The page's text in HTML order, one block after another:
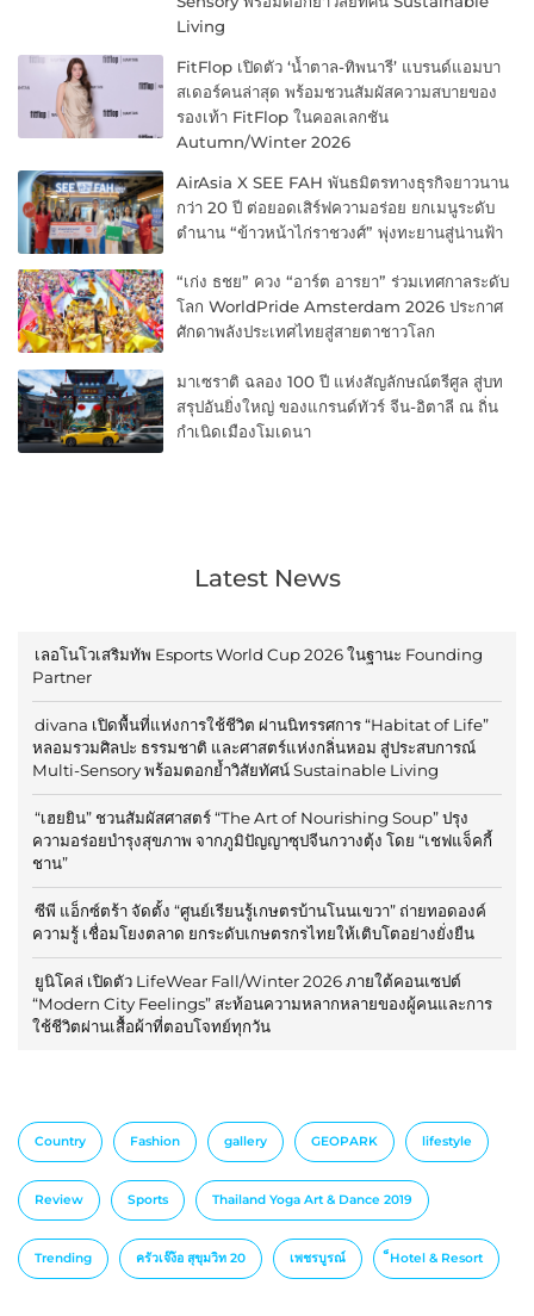
Living
FitFlop เปิดตัว ‘น้ำตาล-ทิพนารี’ แบรนด์แอมบา
สเดอร์คนล่าสุด พร้อมชวนสัมผัสความสบายของ
รองเท้า FitFlop ในคอลเลกชัน
Autumn/Winter 2026
AirAsia X SEE FAH พันธมิตรทางธุรกิจยาวนาน
กว่า 20 ปี ต่อยอดเสิร์ฟความอร่อย ยกเมนูระดับ
ตำนาน “ข้าวหน้าไก่ราชวงศ์” พุ่งทะยานสู่น่านฟ้า
“เก่ง ธชย” ควง “อาร์ต อารยา” ร่วมเทศกาลระดับ
โลก WorldPride Amsterdam 2026 ประกาศ
ศักดาพลังประเทศไทยสู่สายตาชาวโลก
มาเซราติ ฉลอง 100 ปี แห่งสัญลักษณ์ตรีศูล สู่บท
สรุปอันยิ่งใหญ่ ของแกรนด์ทัวร์ จีน-อิตาลี ณ ถิ่น
กำเนิดเมืองโมเดนา
Latest News
เลอโนโวเสริมทัพ Esports World Cup 2026 ในฐานะ Founding
Partner
divana เปิดพื้นที่แห่งการใช้ชีวิต ผ่านนิทรรศการ “Habitat of Life”
หลอมรวมศิลปะ ธรรมชาติ และศาสตร์แห่งกลิ่นหอม สู่ประสบการณ์
Multi-Sensory พร้อมตอกย้ำวิสัยทัศน์ Sustainable Living
“เฮยยิน” ชวนสัมผัสศาสตร์ “The Art of Nourishing Soup” ปรุง
ความอร่อยบำรุงสุขภาพ จากภูมิปัญญาซุปจีนกวางตุ้ง โดย “เชฟแจ็คกี้
ชาน”
ซีพี แอ็กซ์ตร้า จัดตั้ง “ศูนย์เรียนรู้เกษตรบ้านโนนเขวา” ถ่ายทอดองค์
ความรู้ เชื่อมโยงตลาด ยกระดับเกษตรกรไทยให้เติบโตอย่างยั่งยืน
ยูนิโคล่ เปิดตัว LifeWear Fall/Winter 2026 ภายใต้คอนเซปต์
“Modern City Feelings” สะท้อนความหลากหลายของผู้คนและการ
ใช้ชีวิตผ่านเสื้อผ้าที่ตอบโจทย์ทุกวัน
Country Fashion gallery GEOPARK lifestyle
Review Sports Thailand Yoga Art & Dance 2019
Trending ครัวเจ๊ง้อ สุขุมวิท 20 เพชรบูรณ์ ็Hotel & Resort